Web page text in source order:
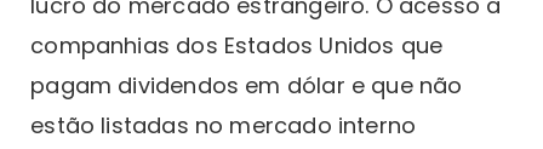
companhias dos Estados Unidos que
pagam dividendos em dólar e que não
estão listadas no mercado interno